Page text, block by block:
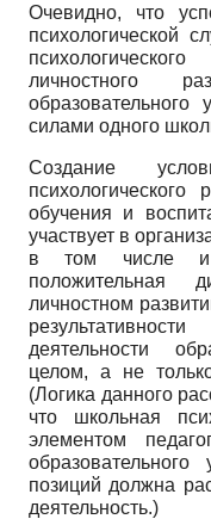
Очевидно, что
психологической
личностного
силами одного
Создание
обучения и
участвует в
в том числе и
положительная
личностном
деятельности
целом, а не
(Логика данного
что школьная
элементом
позиций должна
деятельность.)